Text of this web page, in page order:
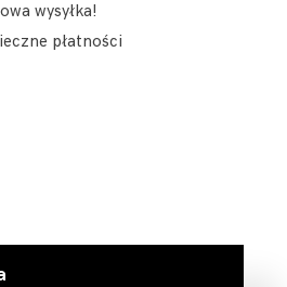
wysyłka!
płatności